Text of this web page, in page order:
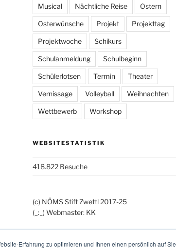
Erfahrung zu optimieren und Ihnen einen persönlich auf Sie
Musical Nächtliche Reise Ostern
Osterwünsche Projekt Projekttag
Projektwoche Schikurs
Schulanmeldung Schulbeginn
Schülerlotsen Termin Theater
Vernissage Volleyball Weihnachten
Wettbewerb Workshop
WEBSITESTATISTIK
418.822 Besuche
(c) NÖMS Stift Zwettl 2017-25
(_:_) Webmaster: KK